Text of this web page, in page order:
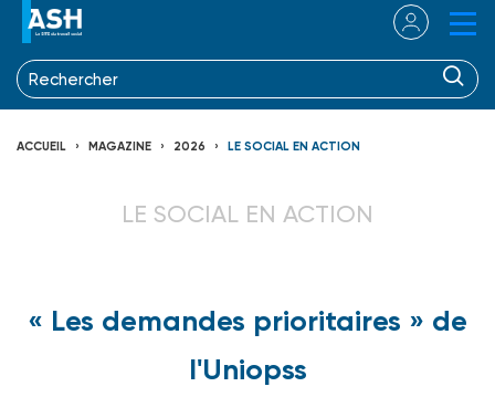
ACCUEIL MAGAZINE 2026 LE SOCIAL EN ACTION
LE SOCIAL EN ACTION
« Les demandes prioritaires » de
l'Uniopss